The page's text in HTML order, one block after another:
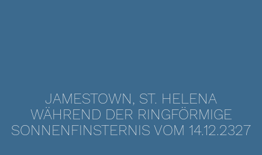
JAMESTOWN, ST. HELENA
WÄHREND DER RINGFÖRMIGE
SONNENFINSTERNIS VOM 14.12.2327